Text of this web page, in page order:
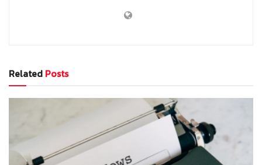
Related Posts